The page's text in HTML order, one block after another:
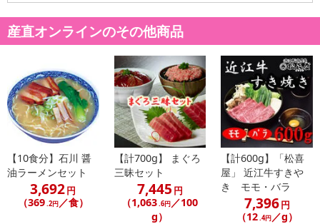
産直オンラインのその他商品
【10食分】石川 醤
油ラーメンセット
3,692円
（369 .2円／食）
【計700g】 まぐろ
三昧セット
7,445 円
（1,063 .6円 ／100
g）
【計600g】「松喜
屋」 近江牛すきや
き モモ・バラ
7,396円
（12 .4円／g）